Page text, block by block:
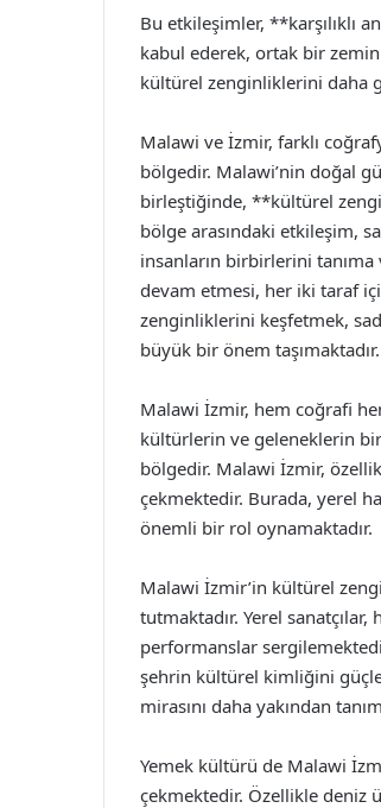
Bu etkileşimler, **karşılıklı
kabul ederek, ortak bir
kültürel zenginliklerini daha
Malawi ve İzmir, farklı
bölgedir. Malawi’nin doğal
birleştiğinde, **kültürel
bölge arasındaki etkileşim,
insanların birbirlerini tanıma
devam etmesi, her iki taraf
zenginliklerini keşfetmek,
büyük bir önem taşımaktadır.
Malawi İzmir, hem coğrafi
kültürlerin ve geleneklerin
bölgedir. Malawi İzmir,
çekmektedir. Burada, yerel
önemli bir rol oynamaktadır.
Malawi İzmir’in kültürel
tutmaktadır. Yerel
performanslar
şehrin kültürel kimliğini
mirasını daha yakından
Yemek kültürü de Malawi
çekmektedir. Özellikle deniz